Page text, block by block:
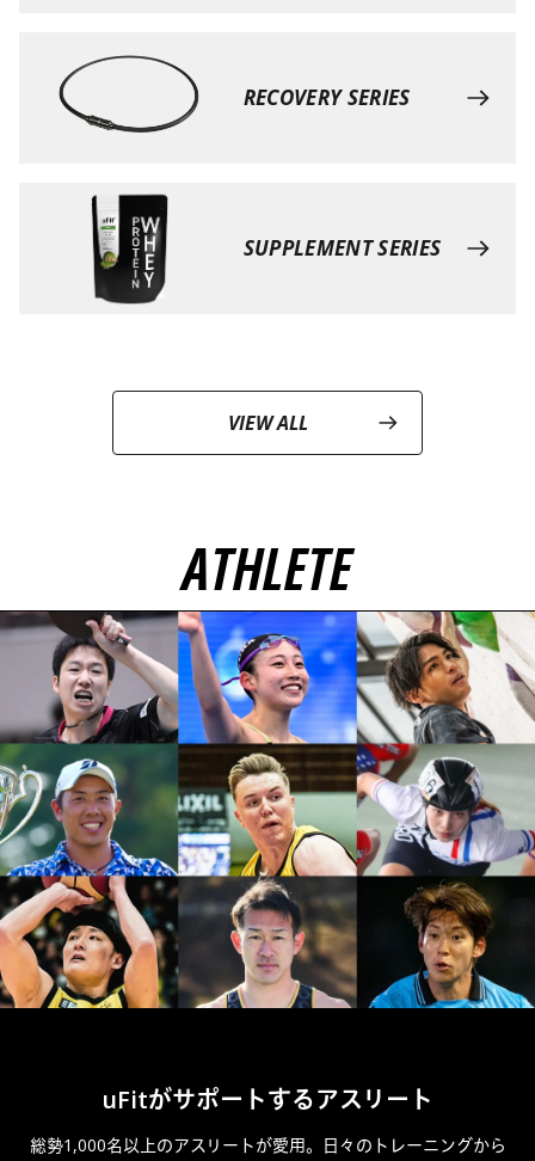
RECOVERY SERIES
SUPPLEMENT SERIES
VIEW ALL
ATHLETE
uFitがサポートするアスリート
総勢1,000名以上のアスリートが愛用。日々のトレーニングから